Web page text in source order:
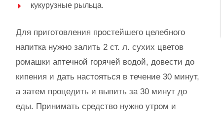
кукурузные рыльца.
Для приготовления простейшего целебного
напитка нужно залить 2 ст. л. сухих цветов
ромашки аптечной горячей водой, довести до
кипения и дать настояться в течение 30 минут,
а затем процедить и выпить за 30 минут до
еды. Принимать средство нужно утром и